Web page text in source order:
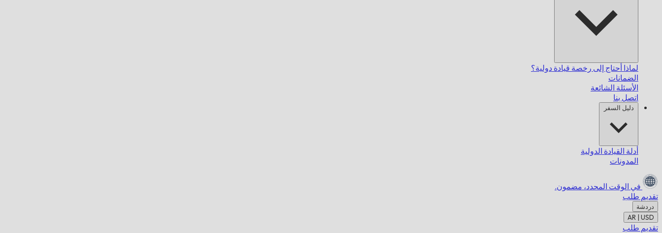
لماذا أحتاج إلى رخصة قيادة دولية؟
الضمانات
الأسئلة الشائعة
اتصل بنا
دليل السفر
أدلة القيادة الدولية
المدونات
في الوقت المحدد، مضمون.
تقديم طلب
دردشة
AR | USD
تقديم طلب